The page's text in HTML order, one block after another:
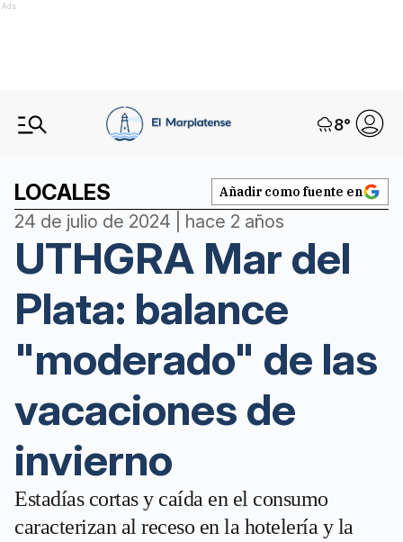
Ads
8°
LOCALES Añadir como fuente en
24 de julio de 2024 | hace 2 años
UTHGRA Mar del
Plata: balance
"moderado" de las
vacaciones de
invierno
Estadías cortas y caída en el consumo
caracterizan al receso en la hotelería y la